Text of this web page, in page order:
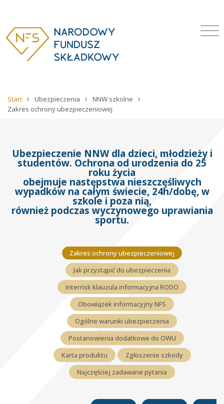
Start Ubezpieczenia
NNW szkolne
Zakres ochrony ubezpieczeniowej
Ubezpieczenie NNW dla dzieci, młodzieży i
studentów. Ochrona od urodzenia do 25
roku życia
obejmuje następstwa nieszczęśliwych
wypadków na całym świecie, 24h/dobę, w
szkole i poza nią,
również podczas wyczynowego uprawiania
sportu.
Zakres ochrony ubezpieczeniowej
Jak przystąpić do ubezpieczenia
Interrisk klauzula informacyjna RODO
Obowiązek informacyjny NFS
Ogólne warunki ubezpieczenia
Postanowienia dodatkowe do OWU
Karta produktu
Zgłoszenie szkody
Najczęściej zadawane pytania